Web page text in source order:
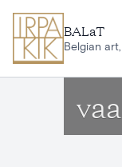
BALaT
Belgian